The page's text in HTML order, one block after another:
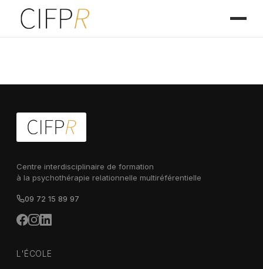
Centre interdisciplinaire de formation
à la psychothérapie relationnelle multiréférentielle
09 72 15 89 97
L'ÉCOLE